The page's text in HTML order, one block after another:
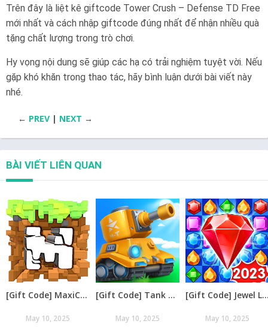
Trên đây là liệt kê giftcode Tower Crush – Defense TD Free
mới nhất và cách nhập giftcode đúng nhất để nhận nhiều quà
tặng chất lượng trong trò chơi.
Hy vọng nội dung sẽ giúp các hạ có trải nghiệm tuyệt vời. Nếu
gặp khó khăn trong thao tác, hãy bình luận dưới bài viết này
nhé.
← PREV | NEXT →
BÀI VIẾT LIÊN QUAN
[Gift Code] MaxiCraft Adventure Time mới nhất 08/2026
May 10, 2025
[Gift Code] Tank Raid: Epic Tank War Games mới nhất 08/2026
May 10, 2025
[Gift Code] Jewel Legend – Xếp
May 10, 2025